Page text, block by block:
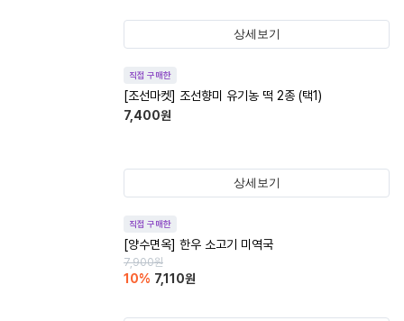
상세보기
직접 구매한
[조선마켓] 조선향미 유기농 떡 2종 (택1)
7,400원
상세보기
직접 구매한
[양수면옥] 한우 소고기 미역국
7,900원
10% 7,110원